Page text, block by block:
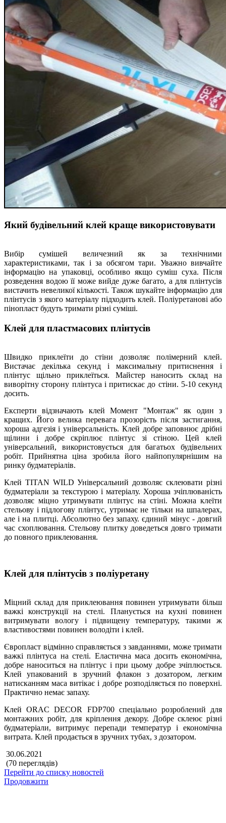
Який будівельний клей краще використовувати
Вибір сумішей величезний як за технічними
характеристиками, так і за обсягом тари. Уважно вивчайте
інформацію на упаковці, особливо якщо суміш суха. Після
розведення водою її може вийде дуже багато, а для плінтусів
вистачить невеликої кількості. Також шукайте інформацію для
плінтусів з якого матеріалу підходить клей. Поліуретанові або
пінопласт будуть тримати різні суміші.
Клей для пластмасових плінтусів
Швидко приклеїти до стіни дозволяє полімерний клей.
Вистачає декілька секунд і максимальну притиснення і
плінтус щільно приклеїться. Майстер наносить склад на
виворітну сторону плінтуса і притискає до стіни. 5-10 секунд
досить.
Експерти відзначають клей Момент "Монтаж" як один з
кращих. Його велика перевага прозорість після застигання,
хороша адгезія і універсальність. Клей добре заповнює дрібні
щілини і добре скріплює плінтус зі стіною. Цей клей
універсальний, використовується для багатьох будівельних
робіт. Прийнятна ціна зробила його найпопулярнішим на
ринку будматеріалів.
Клей TITAN WILD Універсальний дозволяє склеювати різні
будматеріали за текстурою і матеріалу. Хороша зчіплюваність
дозволяє міцно утримувати плінтус на стіні. Можна клеїти
стельову і підлогову плінтус, утримає не тільки на шпалерах,
але і на плитці. Абсолютно без запаху. єдиний мінус - довгий
час схоплювання. Стельову плитку доведеться довго тримати
до повного приклеювання.
Клей для плінтусів з поліуретану
Міцний склад для приклеювання повинен утримувати більш
важкі конструкції на стелі. Планується на кухні повинен
витримувати вологу і підвищену температуру, такими ж
властивостями повинен володіти і клей.
Європласт відмінно справляється з завданнями, може тримати
важкі плінтуса на стелі. Еластична маса досить економічна,
добре наноситься на плінтус і при цьому добре зчіплюється.
Клей упакований в зручний флакон з дозатором, легким
натисканням маса витікає і добре розподіляється по поверхні.
Практично немає запаху.
Клей ORAC DECOR FDP700 спеціально розроблений для
монтажних робіт, для кріплення декору. Добре склеює різні
будматеріали, витримує перепади температур і економічна
витрата. Клей продається в зручних тубах, з дозатором.
30.06.2021
(70 переглядів)
Перейти до списку новостей
Продовжити